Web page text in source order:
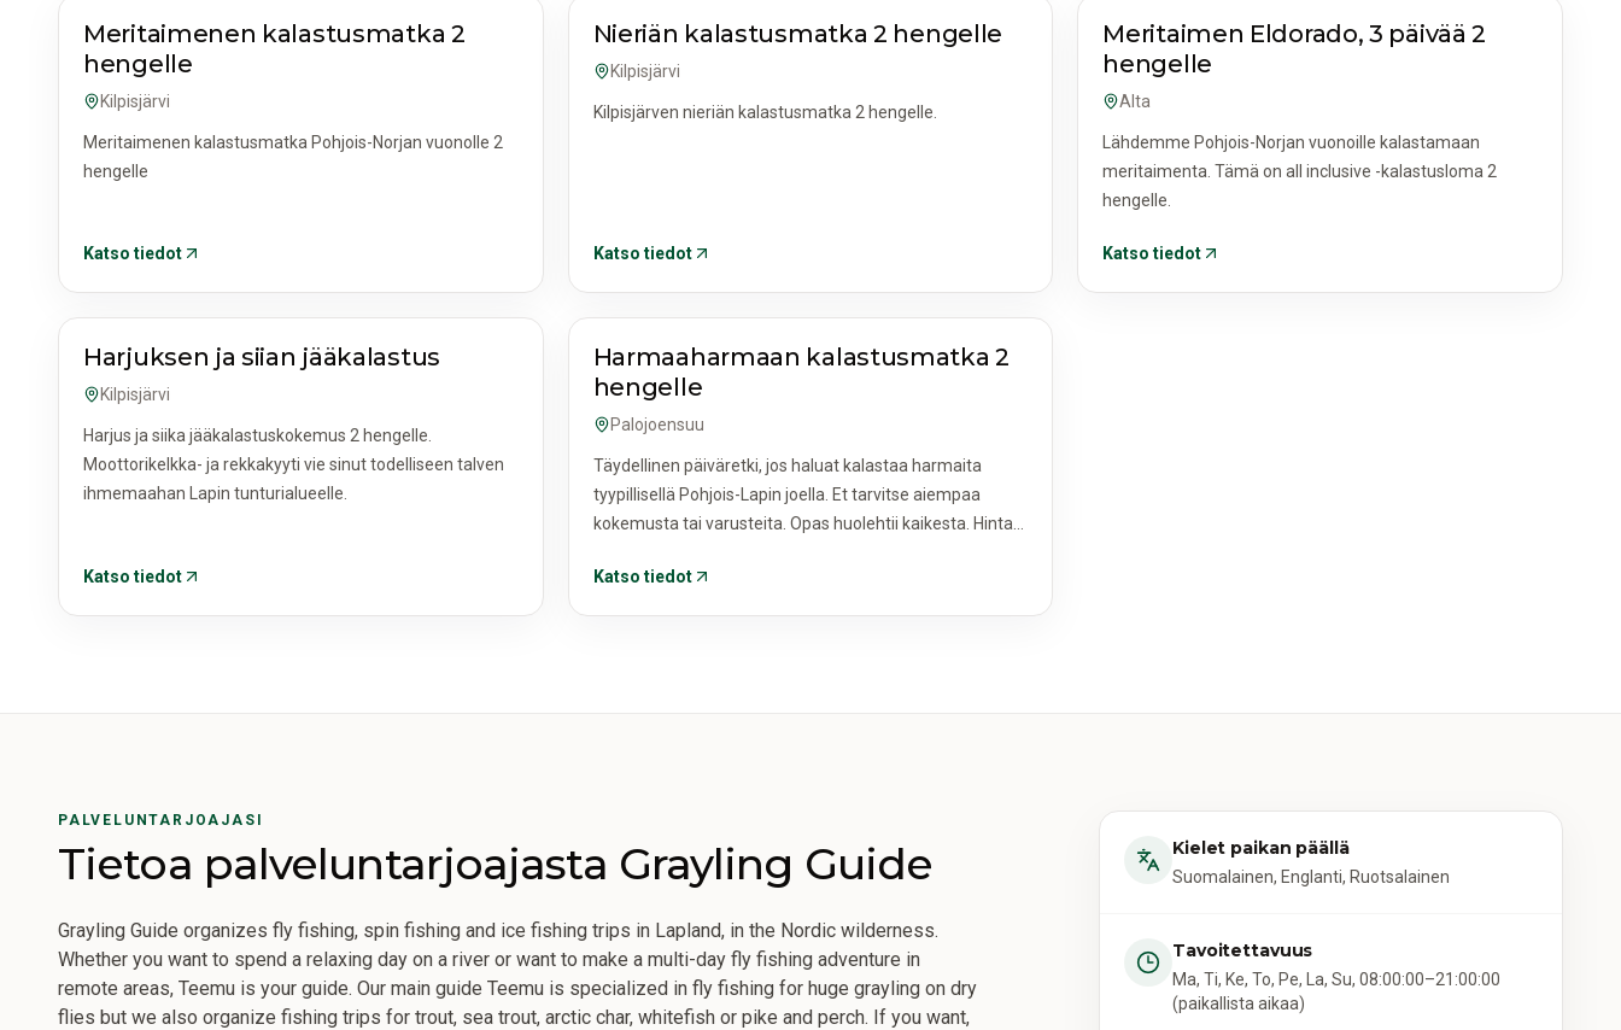
AKTIVITEETIT JA RETKET
Meritaimenen kalastusmatka 2
hengelle
Kilpisjärvi
Meritaimenen kalastusmatka Pohjois-Norjan vuonolle 2
hengelle
Katso tiedot
AKTIVITEETIT JA RETKET
Nieriän kalastusmatka 2 hengelle
Kilpisjärvi
Kilpisjärven nieriän kalastusmatka 2 hengelle.
Katso tiedot
AKTIVITEETIT JA RETKET
Meritaimen Eldorado, 3 päivää 2
hengelle
Alta
Lähdemme Pohjois-Norjan vuonoille kalastamaan
meritaimenta. Tämä on all inclusive -kalastusloma 2
hengelle.
Katso tiedot
AKTIVITEETIT JA RETKET
Harjuksen ja siian jääkalastus
Kilpisjärvi
Harjus ja siika jääkalastuskokemus 2 hengelle.
Moottorikelkka- ja rekkakyyti vie sinut todelliseen talven
ihmemaahan Lapin tunturialueelle.
Katso tiedot
AKTIVITEETIT JA RETKET
Harmaaharmaan kalastusmatka 2
hengelle
Palojoensuu
Täydellinen päiväretki, jos haluat kalastaa harmaita
tyypillisellä Pohjois-Lapin joella. Et tarvitse aiempaa
kokemusta tai varusteita. Opas huolehtii kaikesta. Hinta
Katso tiedot
PALVELUNTARJOAJASI
Tietoa palveluntarjoajasta Grayling Guide
Grayling Guide organizes fly fishing, spin fishing and ice fishing trips in Lapland, in the Nordic wilderness.
Whether you want to spend a relaxing day on a river or want to make a multi-day fly fishing adventure in
remote areas, Teemu is your guide. Our main guide Teemu is specialized in fly fishing for huge grayling on dry
flies but we also organize fishing trips for trout, sea trout, arctic char, whitefish or pike and perch. If you want,
Kielet paikan päällä
Suomalainen, Englanti, Ruotsalainen
Tavoitettavuus
Ma, Ti, Ke, To, Pe, La, Su, 08:00:00–21:00:00
(paikallista aikaa)